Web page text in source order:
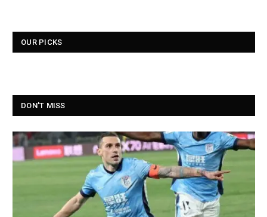
OUR PICKS
DON'T MISS